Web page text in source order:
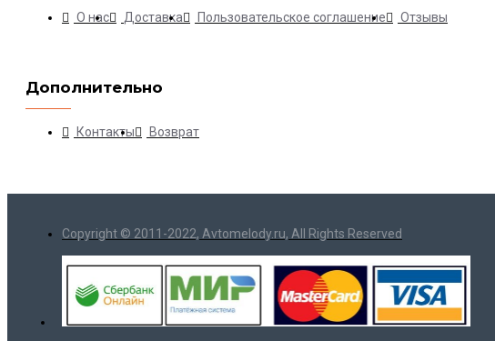
О нас Доставка Пользовательское соглашение Отзывы
Дополнительно
Контакты Возврат
Copyright © 2011-2022, Avtomelody.ru, All Rights Reserved